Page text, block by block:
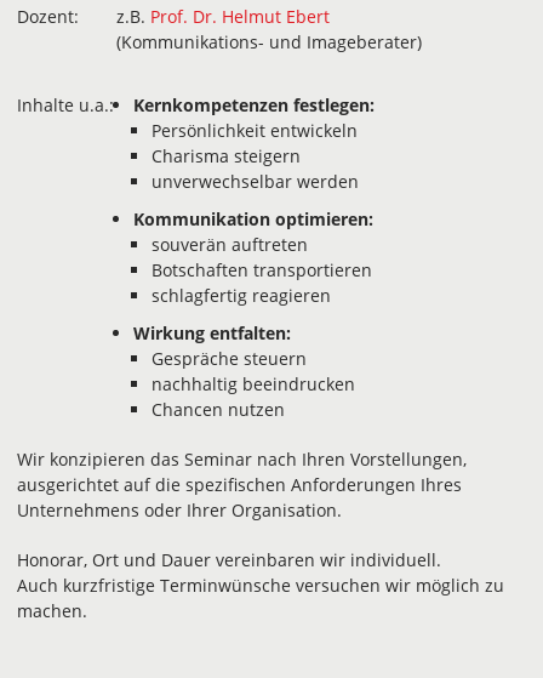
Dozent: z.B. Prof. Dr. Helmut Ebert
(Kommunikations- und Imageberater)
Inhalte u.a.:
Kernkompetenzen festlegen:
Persönlichkeit entwickeln
Charisma steigern
unverwechselbar werden
Kommunikation optimieren:
souverän auftreten
Botschaften transportieren
schlagfertig reagieren
Wirkung entfalten:
Gespräche steuern
nachhaltig beeindrucken
Chancen nutzen
Wir konzipieren das Seminar nach Ihren Vorstellungen,
ausgerichtet auf die spezifischen Anforderungen Ihres
Unternehmens oder Ihrer Organisation.
Honorar, Ort und Dauer vereinbaren wir individuell.
Auch kurzfristige Terminwünsche versuchen wir möglich zu
machen.